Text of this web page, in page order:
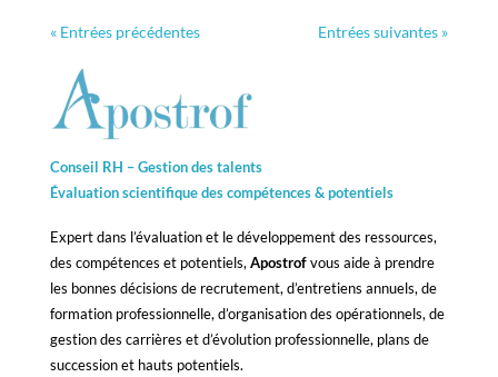
« Entrées précédentes Entrées suivantes »
Conseil RH – Gestion des talents
Évaluation scientifique des compétences &potentiels
Expert dans l’évaluation et le développement des ressources,
des compétences et potentiels, Apostrofvous aide à prendre
les bonnes décisions de recrutement, d’entretiens annuels, de
formation professionnelle, d’organisation des opérationnels, de
gestion des carrières et d’évolution professionnelle, plans de
succession et hauts potentiels.